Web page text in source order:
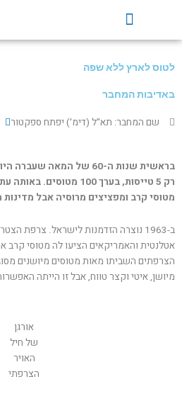
לטוס לארץ ללא שפה
באדיבות המחבר
שם המחבר: תא"ל (דימ') יפתח ספקטור
בראשית שנות ה-60 של המאה
רק 5 טייסות, בערך 100
מטוסי קרב ומפציצים מרוסיה אבל
ב-1963 נוצרה הזדמנות לישראל. צרפת
אטלנטית והאמריקאים הציעו לה מטוסי קרב
הצרפתים השביתו מאות מטוסים מיושנים
מיושן, איטי וקצר טווח, אבל זו הייתה
אורגן
של חיל
האויר
הצרפתי